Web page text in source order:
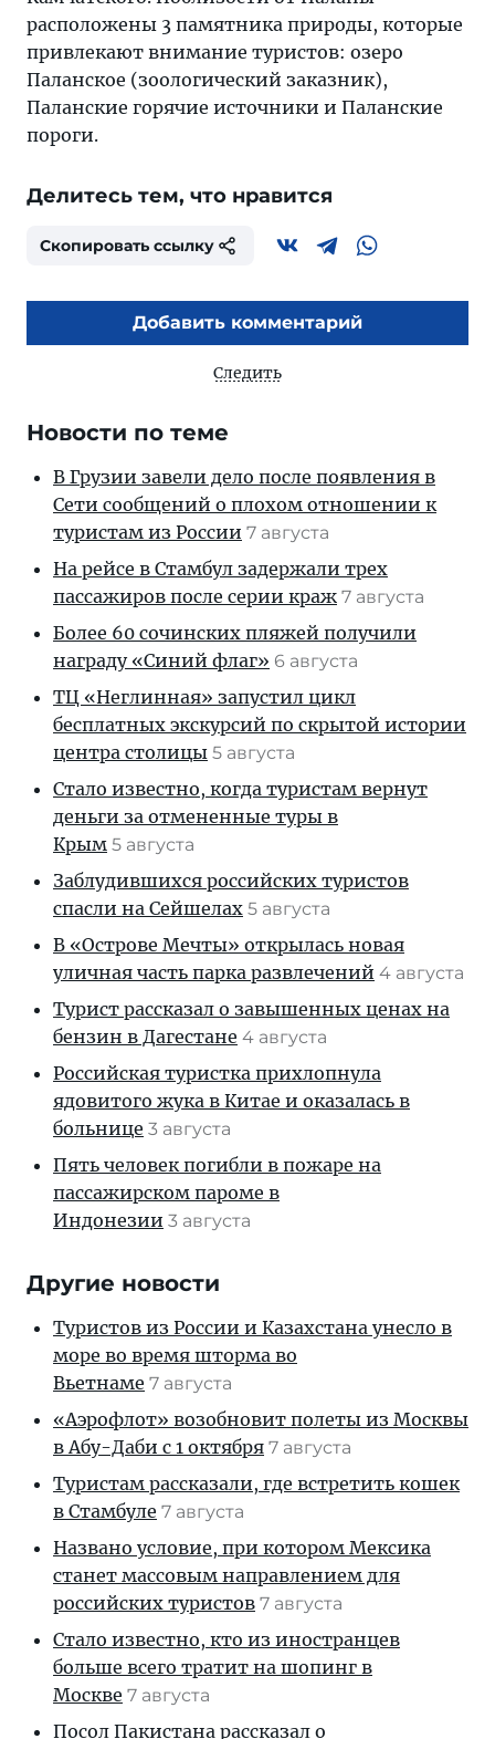
расположены 3 памятника природы, которые
привлекают внимание туристов: озеро
Паланское (зоологический заказник),
Паланские горячие источники и Паланские
пороги.
Делитесь тем, что нравится
Скопировать ссылку
Добавить комментарий
Следить
Новости по теме
В Грузии завели дело после появления в
Сети сообщений о плохом отношении к
туристам из России 7 августа
На рейсе в Стамбул задержали трех
пассажиров после серии краж 7 августа
Более 60 сочинских пляжей получили
награду «Синий флаг» 6 августа
ТЦ «Неглинная» запустил цикл
бесплатных экскурсий по скрытой истории
центра столицы 5 августа
Стало известно, когда туристам вернут
деньги за отмененные туры в
Крым 5 августа
Заблудившихся российских туристов
спасли на Сейшелах 5 августа
В «Острове Мечты» открылась новая
уличная часть парка развлечений 4 августа
Турист рассказал о завышенных ценах на
бензин в Дагестане 4 августа
Российская туристка прихлопнула
ядовитого жука в Китае и оказалась в
больнице 3 августа
Пять человек погибли в пожаре на
пассажирском пароме в
Индонезии 3 августа
Другие новости
Туристов из России и Казахстана унесло в
море во время шторма во
Вьетнаме 7 августа
«Аэрофлот» возобновит полеты из Москвы
в Абу-Даби с 1 октября 7 августа
Туристам рассказали, где встретить кошек
в Стамбуле 7 августа
Названо условие, при котором Мексика
станет массовым направлением для
российских туристов 7 августа
Стало известно, кто из иностранцев
больше всего тратит на шопинг в
Москве 7 августа
Посол Пакистана рассказал о